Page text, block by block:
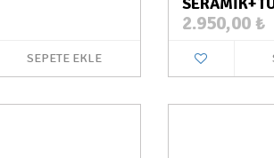
SEPETE EKLE
2.950,00₺